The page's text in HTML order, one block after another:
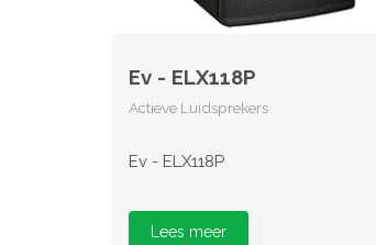
Ev - ELX118P
Actieve Luidsprekers
Ev - ELX118P
Lees meer